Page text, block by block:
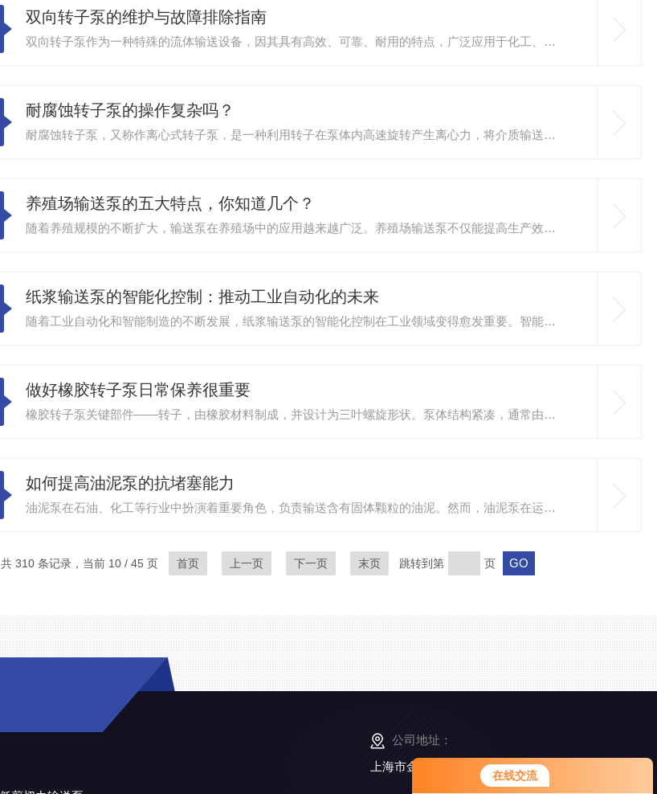
在线交流
双向转子泵的维护与故障排除指南
双向转子泵作为一种特殊的流体输送设备，因其具有高效、可靠、耐用的特点，广泛应用于化工、石油、食品加工、水处理等行业。为了确保双向转子泵长期高效运行，及时的维护与故障排除至关重要。一、维护要点1.定期检查密封件密封件是双向转子泵中至关重要的部件，它可以防止流体泄漏并保持泵内压力。随着使用时间的增加，密封件可能会出现老化、磨损或失效现象，因此需要定期检查密封件的状态。更换密封件时，应选择与泵体匹配的高质量材料，避免因更换不当导致的泄漏或设备损坏。2.清洁与润滑在运行过程中，转子与...
耐腐蚀转子泵的操作复杂吗？
耐腐蚀转子泵，又称作离心式转子泵，是一种利用转子在泵体内高速旋转产生离心力，将介质输送到出口处的泵类产品。其主要特点是结构简单、运行平稳、噪音低、扬程高、耐腐蚀性能好。在输送具有腐蚀性、易燃易爆、有毒有害等特殊介质时，耐腐蚀转子泵具有明显优势。一、操作步骤1.检查设备：在启动之前，首先要检查设备各部件是否完好，包括泵体、转子、轴承、密封装置等。确保无损坏、磨损、松动等现象。2.检查电源：检查电源电压、频率是否符合设备要求，电源线是否完好。确保电源稳定，避免因电源问题导致设备损...
养殖场输送泵的五大特点，你知道几个？
随着养殖规模的不断扩大，输送泵在养殖场中的应用越来越广泛。养殖场输送泵不仅能提高生产效率，还能确保养殖场内各种液体的高效、稳定输送。因此，选择合适的输送泵显得尤为重要。本文将详细介绍养殖场输送泵的五大特点，帮助养殖业者更好地理解输送泵的功能及其在实际工作中的优势。1.高效节能在养殖场中，输送泵通常需要长时间、高频率地工作，因此其能源消耗是一个非常重要的考虑因素。现代养殖场输送泵大多数采用高效能的设计，能够在保证输送效率的同时，降低能源消耗。这不仅有助于降低养殖场的运营成本，还...
纸浆输送泵的智能化控制：推动工业自动化的未来
随着工业自动化和智能制造的不断发展，纸浆输送泵的智能化控制在工业领域变得愈发重要。智能控制技术不仅提高了生产效率，还降低了运营成本，减少了对人力资源的依赖，同时提升了产品质量和生产安全性。一、智能化控制的背景传统的纸浆输送泵系统主要依赖于人工操作和简单的机械控制，这种方式存在诸多不足，如操作复杂、效率低下、能耗高等问题。随着科技的进步，智能控制技术逐渐应用于系统中，实现了自动化和精细化控制，极大地提升了生产效能。二、智能化控制技术的实现1.传感器技术-传感器是智能化控制的基础...
做好橡胶转子泵日常保养很重要
橡胶转子泵关键部件——转子，由橡胶材料制成，并设计为三叶螺旋形状。泵体结构紧凑，通常由变速齿轮、同步齿轮、轴承、整体铸造泵壳、轴封、旋转凸轮、保护衬板、泵盖等组成。橡胶转子泵的两个转子在泵壳内同步反向旋转，通过转子与泵壳之间的无间隙设计，以及橡胶的弹性和密封性能，实现介质的平稳输送。维护保养措施：为了确保橡胶转子泵的正常运行和延长使用寿命，需采取以下维护保养措施：定期检查磨损情况：定期检查泵体和转子的磨损情况，如磨损严重应及时更换。同时，检查泵体和转子之间的间隙，确保间隙在规...
如何提高油泥泵的抗堵塞能力
油泥泵在石油、化工等行业中扮演着重要角色，负责输送含有固体颗粒的油泥。然而，油泥泵在运行过程中常常面临堵塞问题，这不仅影响了生产效率，还可能导致设备损坏。因此，提高油泥泵的抗堵塞能力显得尤为重要。本文将探讨几种有效的策略，以帮助提高它的抗堵塞能力。1.选择合适的泵型不同类型的油泥泵在处理油泥时的性能差异显著。对于含有较多固体颗粒的油泥，选择具有较大通道和自清洁功能的泵型是关键。例如，螺杆泵和齿轮泵在处理高粘度和含固体颗粒的流体时表现较好。通过合理选择泵型，可以有效减少堵塞的发...
共 310 条记录，当前 10 / 45 页 首页 上一页 下一页 末页 跳转到第 页
公司地址：
上海市金山工业区亭卫公路6495弄168号5幢3楼